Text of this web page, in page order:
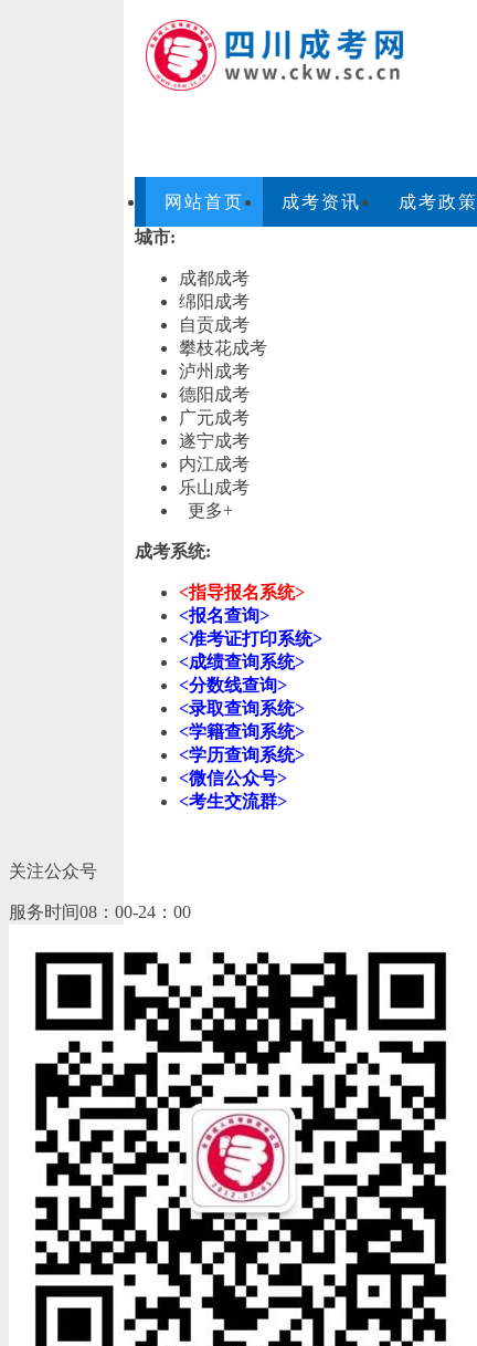
网站首页 成考资讯 成考政策
城市:
成都成考
绵阳成考
自贡成考
攀枝花成考
泸州成考
德阳成考
广元成考
遂宁成考
内江成考
乐山成考
更多+
成考系统:
<指导报名系统>
<报名查询>
<准考证打印系统>
<成绩查询系统>
<分数线查询>
<录取查询系统>
<学籍查询系统>
<学历查询系统>
<微信公众号>
<考生交流群>
关注公众号
服务时间08：00-24：00